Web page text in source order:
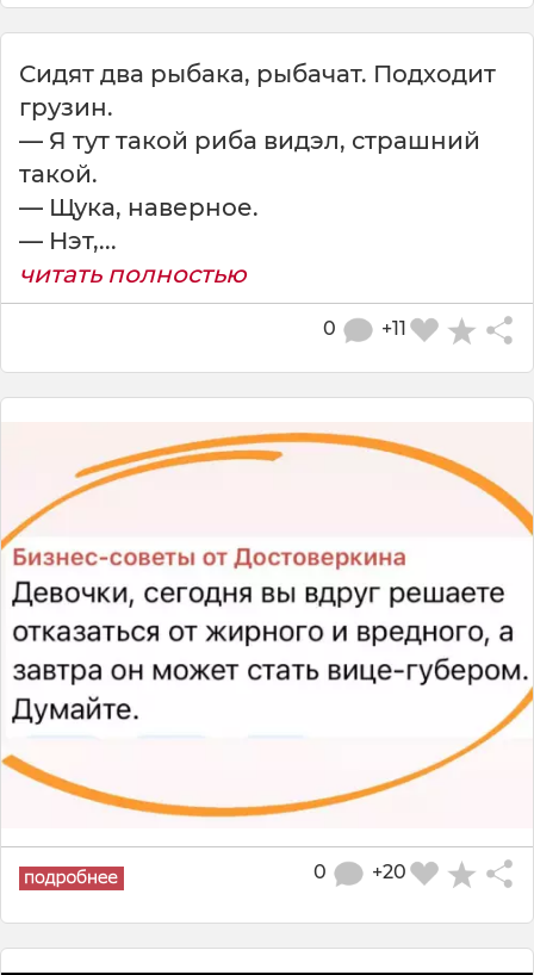
Сидят два рыбака, рыбачат. Подходит
грузин.
— Я тут такой риба видэл, страшний
такой.
— Щука, наверное.
— Нэт,...
читать полностью
+11
0
+20
0